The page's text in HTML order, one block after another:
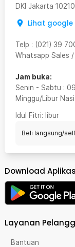
DKI Jakarta 10210
Lihat
Telp : (021) 39
Whatsapp Sales /
Jam buka:
Senin - Sabtu :
Minggu/Libur
Idul Fitri: libur
Beli langsung/
Download
Layanan
Bantuan